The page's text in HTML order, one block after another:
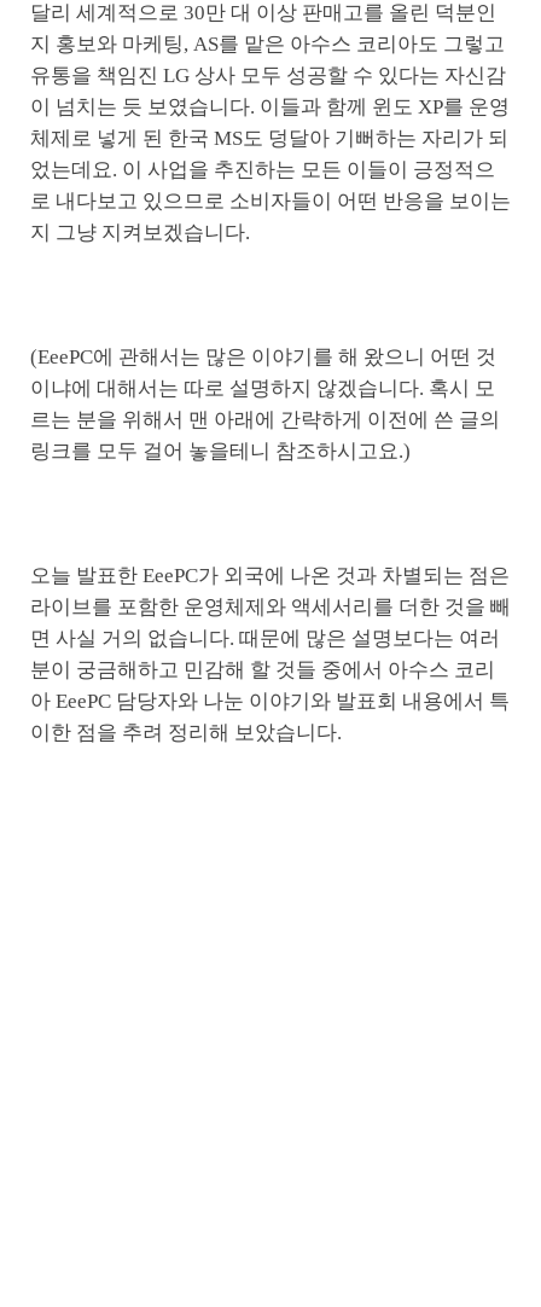
달리 세계적으로 30만 대 이상 판매고를 올린 덕분인
지 홍보와 마케팅, AS를 맡은 아수스 코리아도 그렇고
유통을 책임진 LG 상사 모두 성공할 수 있다는 자신감
이 넘치는 듯 보였습니다. 이들과 함께 윈도 XP를 운영
체제로 넣게 된 한국 MS도 덩달아 기뻐하는 자리가 되
었는데요. 이 사업을 추진하는 모든 이들이 긍정적으
로 내다보고 있으므로 소비자들이 어떤 반응을 보이는
지 그냥 지켜보겠습니다.
(EeePC에 관해서는 많은 이야기를 해 왔으니 어떤 것
이냐에 대해서는 따로 설명하지 않겠습니다. 혹시 모
르는 분을 위해서 맨 아래에 간략하게 이전에 쓴 글의
링크를 모두 걸어 놓을테니 참조하시고요.)
오늘 발표한 EeePC가 외국에 나온 것과 차별되는 점은
라이브를 포함한 운영체제와 액세서리를 더한 것을 빼
면 사실 거의 없습니다. 때문에 많은 설명보다는 여러
분이 궁금해하고 민감해 할 것들 중에서 아수스 코리
아 EeePC 담당자와 나눈 이야기와 발표회 내용에서 특
이한 점을 추려 정리해 보았습니다.